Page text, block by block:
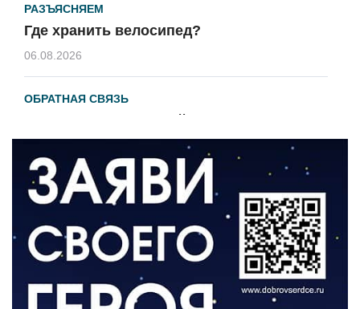
РАЗЪЯСНЯЕМ
Где хранить велосипед?
06.08.2026
ОБРАТНАЯ СВЯЗЬ
Администрация онлайн
ВЛАСТЬ
День памяти и «Симфония народов»
06.08.2026
Новый настил на экотропе